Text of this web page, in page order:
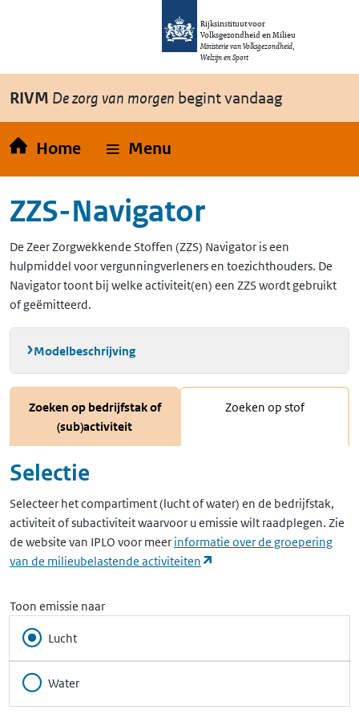
Overslaan en naar de inhoud gaan
Rijksinstituut voor
Volksgezondheid en Milieu
Ministerie van Volksgezondheid,
Welzijn en Sport
RIVM De zorg van morgen begint vandaag
Home Menu
ZZS-Navigator
De Zeer Zorgwekkende Stoffen (ZZS) Navigator is een
hulpmiddel voor vergunningverleners en toezichthouders. De
Navigator toont bij welke activiteit(en) een ZZS wordt gebruikt
of geëmitteerd.
Modelbeschrijving
Zoeken op bedrijfstak of
(sub)activiteit
Zoeken op stof
Selectie
Selecteer het compartiment (lucht of water) en de bedrijfstak,
activiteit of subactiviteit waarvoor u emissie wilt raadplegen. Zie
de website van IPLO voor meer informatie over de groepering
van de milieubelastende activiteiten
Toon emissie naar
Lucht
Water